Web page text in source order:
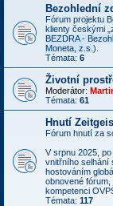
Bezohlední
Fórum projektu
klienty českými
BEZDRA -
Moneta, z.s. ).
Témata: 6
Životní
Moderátor:
Témata: 61
Hnutí
Fórum hnutí za
V srpnu 2025,
vnitřního selhání
hostováním
obnovené fórum,
kompetenci
Témata: 117